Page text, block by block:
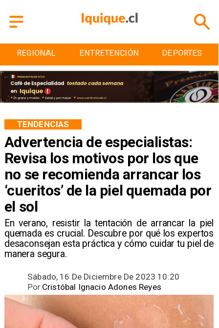
REGIONAL ENTRETENCIÓN DEPORTES
Advertencia de especialistas:
Revisa los motivos por los que
no se recomienda arrancar los
‘cueritos’ de la piel quemada por
el sol
​En verano, resistir la tentación de arrancar la piel
quemada es crucial. Descubre por qué los expertos
desaconsejan esta práctica y cómo cuidar tu piel de
manera segura.
TENDENCIAS
Sábado, 16 De Diciembre De 2023 10:20
Cristóbal Ignacio Adones Reyes
Por